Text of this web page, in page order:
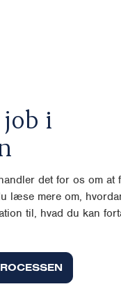
i
det for os om at
læse mere om,
til, hvad du kan